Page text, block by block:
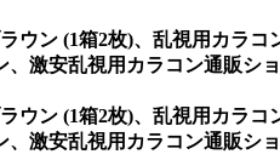
ウン (1箱2枚)、乱視用カラ
激安乱視用カラコン通販シ
ウン (1箱2枚)、乱視用カラ
激安乱視用カラコン通販シ